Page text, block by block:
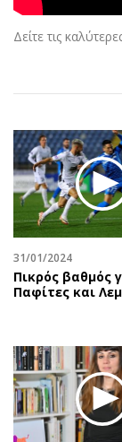
Αθλητισμός
Κύπρος
Διεθνή
Οικονομική
Οικονομία
Real Estate
Επιχειρήσεις
Αγορές
Money Review
AstroBank
Ενέργεια
Ναυτιλία
Περιβάλλον
Ελλάδα
Δείτε τις
31/01/2024
Πικρός βαθμός
Παφίτες και